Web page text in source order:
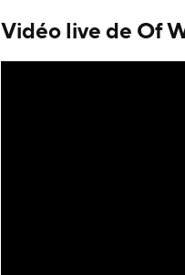
Vidéo live de Of